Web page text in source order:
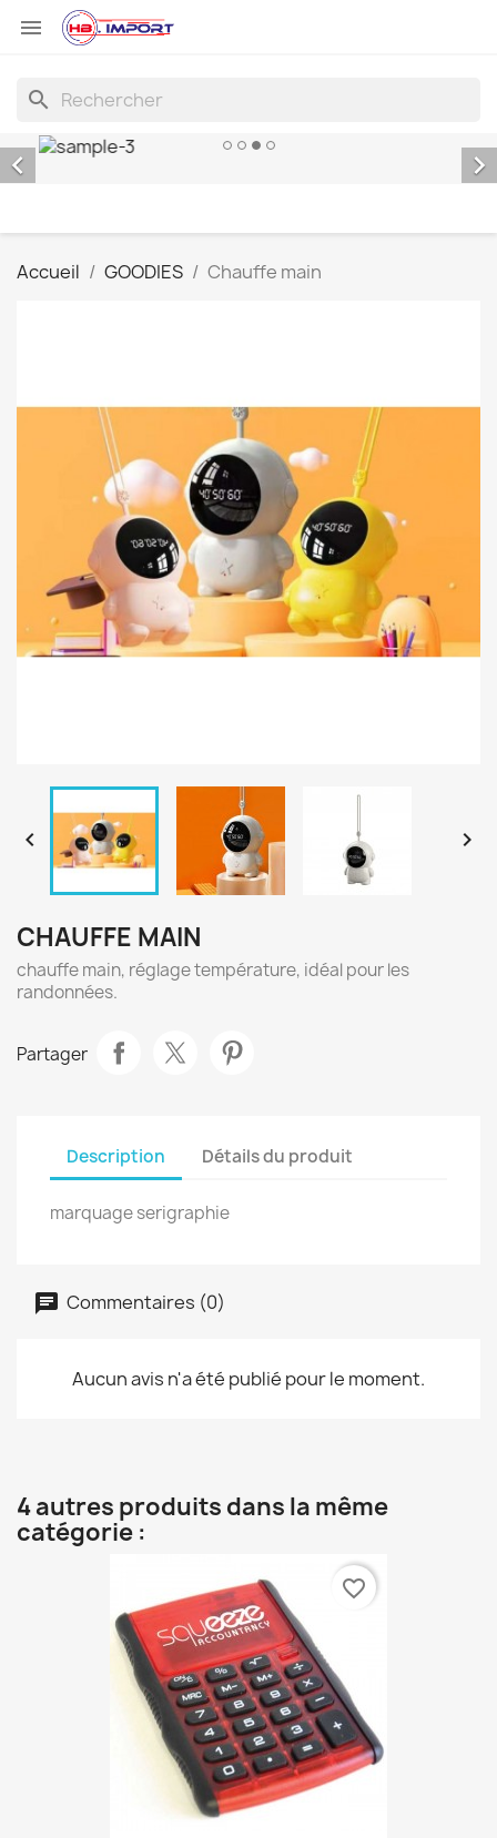

search
 
Accueil GOODIES Chauffe main
 
CHAUFFE MAIN
chauffe main, réglage température, idéal pour les
randonnées.
Partager
Description Détails du produit
marquage serigraphie
Commentaires (0)
Aucun avis n'a été publié pour le moment.
4 autres produits dans la même
catégorie :
favorite_border